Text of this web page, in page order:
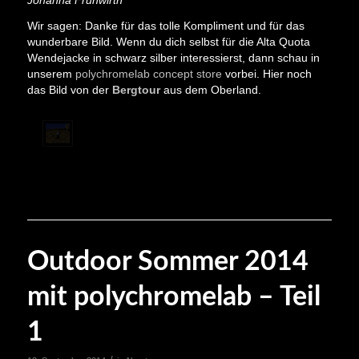
Wir sagen: Danke für das tolle Kompliment und für das
wunderbare Bild. Wenn du dich selbst für die Alta Quota
Wendejacke in schwarz silber interessierst, dann schau in
unserem polychromelab concept storevorbei. Hier noch
das Bild von der Bergtouraus dem Oberland.
Outdoor Sommer 2014
mit polychromelab – Teil
1